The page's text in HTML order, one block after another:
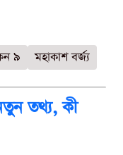
৯ মহাকাশ বর্জ্য
তথ্য, কী